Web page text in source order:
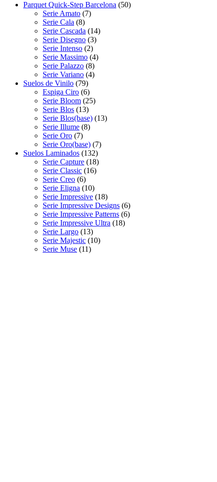
Parquet Quick-Step Barcelona (50)
Serie Amato (7)
Serie Cala (8)
Serie Cascada (14)
Serie Disegno (3)
Serie Intenso (2)
Serie Massimo (4)
Serie Palazzo (8)
Serie Variano (4)
Suelos de Vinilo (79)
Espiga Ciro (6)
Serie Bloom (25)
Serie Blos (13)
Serie Blos(base) (13)
Serie Illume (8)
Serie Oro (7)
Serie Oro(base) (7)
Suelos Laminados (132)
Serie Capture (18)
Serie Classic (16)
Serie Creo (6)
Serie Eligna (10)
Serie Impressive (18)
Serie Impressive Designs (6)
Serie Impressive Patterns (6)
Serie Impressive Ultra (18)
Serie Largo (13)
Serie Majestic (10)
Serie Muse (11)